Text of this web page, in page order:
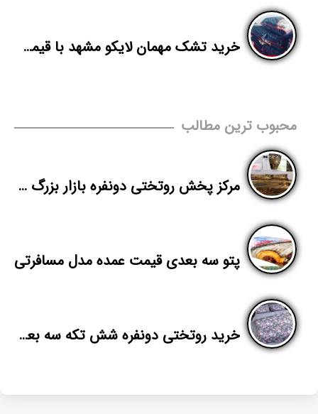
خرید تشک مهمان لایکو مشهد با قیمت عمده
محبوب ترین مطالب
مرکز پخش روتختی دونفره بازار بزرگ تهران
پتو سه بعدی قیمت عمده مدل مسافرتی
خرید روتختی دونفره شش تکه سه بعدی در تهران